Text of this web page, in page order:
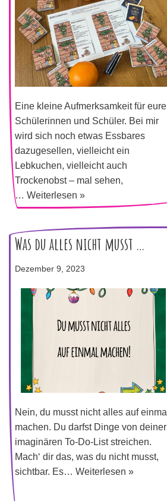
Eine kleine Aufmerksamkeit für eure
Schülerinnen und Schüler. Bei mir
wird sich noch etwas Essbares
dazugesellen, vielleicht ein
Lebkuchen, vielleicht auch
Trockenobst – mal sehen,
… Weiterlesen »
Was du alles nicht musst …
Dezember 9, 2023
Nein, du musst nicht alles auf einmal
machen. Du darfst Dinge von deiner
imaginären To-Do-List streichen.
Mach‘ dir das, was du nicht musst,
sichtbar. Es… Weiterlesen »